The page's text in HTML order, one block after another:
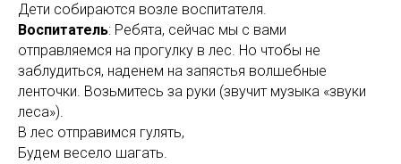
Дети собираются возле воспитателя.
Воспитатель: Ребята, сейчас мы с вами
отправляемся на прогулку в лес. Но чтобы не
заблудиться, наденем на запястья волшебные
ленточки. Возьмитесь за руки (звучит музыка «звуки
леса»).
В лес отправимся гулять,
Будем весело шагать.